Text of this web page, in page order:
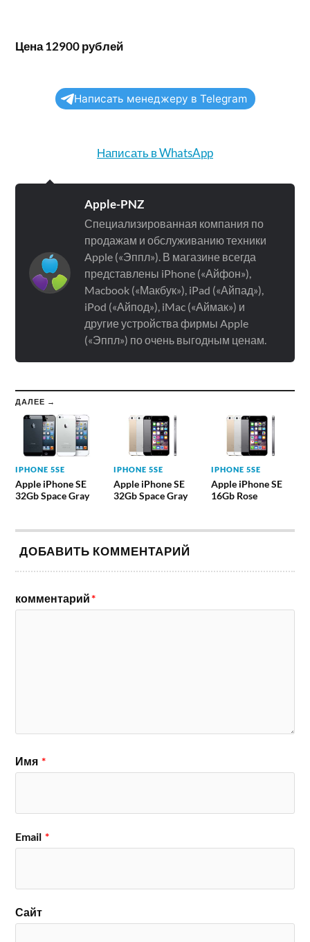
Цена 12900 рублей
Написать менеджеру в Telegram
Написать в WhatsApp
Apple-PNZ
Специализированная компания по
продажам и обслуживанию техники
Apple («Эппл»). В магазине всегда
представлены iPhone («Айфон»),
Macbook («Макбук»), iPad («Айпад»),
iPod («Айпод»), iMac («Аймак») и
другие устройства фирмы Apple
(«Эппл») по очень выгодным ценам.
ДАЛЕЕ →
IPHONE 5SE
Apple iPhone SE
32Gb Space Gray
IPHONE 5SE
Apple iPhone SE
32Gb Space Gray
IPHONE 5SE
Apple iPhone SE
16Gb Rose
ДОБАВИТЬ КОММЕНТАРИЙ
комментарий*
Имя *
Email *
Сайт